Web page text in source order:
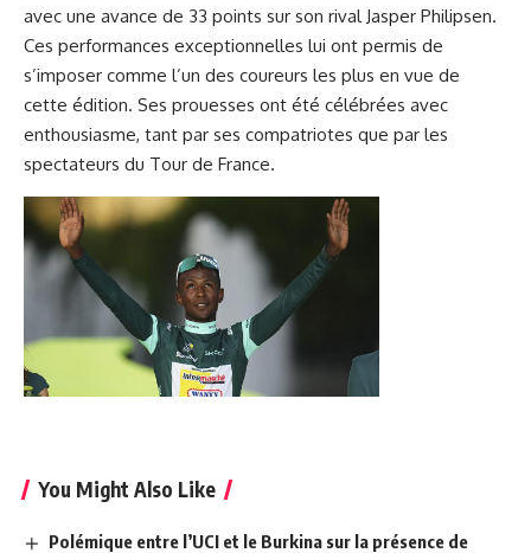
avec une avance de 33 points sur son rival Jasper Philipsen.
Ces performances exceptionnelles lui ont permis de
s’imposer comme l’un des coureurs les plus en vue de
cette édition. Ses prouesses ont été célébrées avec
enthousiasme, tant par ses compatriotes que par les
spectateurs du Tour de France.
You Might Also Like
Polémique entre l’UCI et le Burkina sur la présence de